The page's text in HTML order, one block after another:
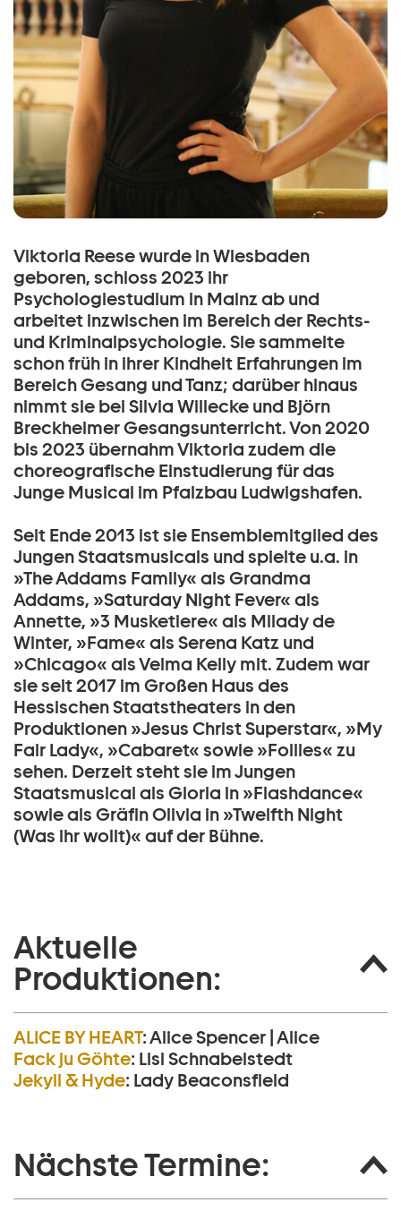
Viktoria Reese wurde in Wiesbaden
geboren, schloss 2023 ihr
Psychologiestudium in Mainz ab und
arbeitet inzwischen im Bereich der Rechts-
und Kriminalpsychologie. Sie sammelte
schon früh in ihrer Kindheit Erfahrungen im
Bereich Gesang und Tanz; darüber hinaus
nimmt sie bei Silvia Willecke und Björn
Breckheimer Gesangsunterricht. Von 2020
bis 2023 übernahm Viktoria zudem die
choreografische Einstudierung für das
Junge Musical im Pfalzbau Ludwigshafen.
Seit Ende 2013 ist sie Ensemblemitglied des
Jungen Staatsmusicals und spielte u.a. in
»The Addams Family« als Grandma
Addams, »Saturday Night Fever« als
Annette, »3 Musketiere« als Milady de
Winter, »Fame« als Serena Katz und
»Chicago« als Velma Kelly mit. Zudem war
sie seit 2017 im Großen Haus des
Hessischen Staatstheaters in den
Produktionen »Jesus Christ Superstar«, »My
Fair Lady«, »Cabaret« sowie »Follies« zu
sehen. Derzeit steht sie im Jungen
Staatsmusical als Gloria in »Flashdance«
sowie als Gräfin Olivia in »Twelfth Night
(Was ihr wollt)« auf der Bühne.
Aktuelle
Produktionen:
ALICE BY HEART:Alice Spencer | Alice
Fack ju Göhte: Lisi Schnabelstedt
Jekyll & Hyde: Lady Beaconsfield
Nächste Termine: